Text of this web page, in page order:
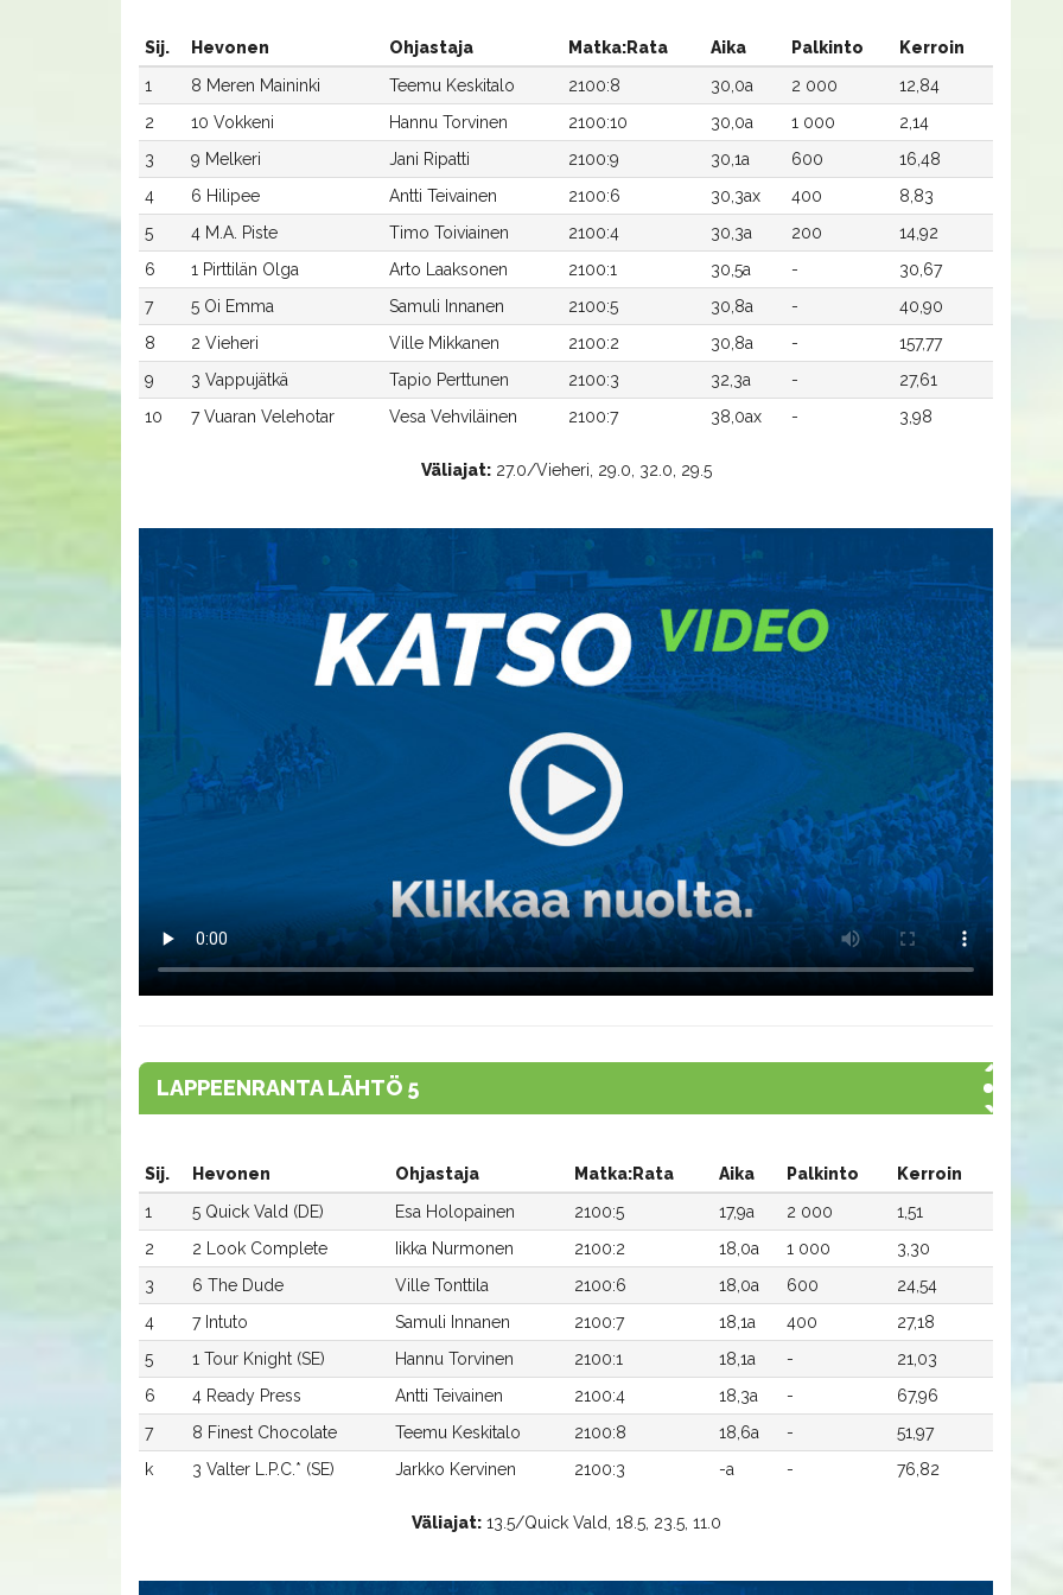
Sij. Hevonen Ohjastaja Matka:Rata Aika Palkinto
Kerroin
1
8 Meren Maininki Teemu Keskitalo 2100:8 30,0a 2 000
12,84
2
10 Vokkeni Hannu Torvinen 2100:10 30,0a 1 000
2,14
3
9 Melkeri Jani Ripatti 2100:9 30,1a 600
16,48
4
6 Hilipee Antti Teivainen 2100:6 30,3ax 400
8,83
5
4 M.A. Piste Timo Toiviainen 2100:4 30,3a 200
14,92
6
1 Pirttilän Olga Arto Laaksonen 2100:1 30,5a -
30,67
7
5 Oi Emma Samuli Innanen 2100:5 30,8a -
40,90
8
2 Vieheri Ville Mikkanen 2100:2 30,8a -
157,77
9
3 Vappujätkä Tapio Perttunen 2100:3 32,3a -
27,61
10
7 Vuaran Velehotar Vesa Vehviläinen 2100:7 38,0ax - 3,98
Väliajat:27.0/Vieheri, 29.0, 32.0, 29.5
LAPPEENRANTA LÄHTÖ 5
Sij. Hevonen Ohjastaja Matka:Rata Aika Palkinto
Kerroin
1
5 Quick Vald (DE) Esa Holopainen 2100:5 17,9a 2 000
1,51
2
2 Look Complete Iikka Nurmonen 2100:2 18,0a 1 000
3,30
3
6 The Dude Ville Tonttila 2100:6 18,0a 600
24,54
4
7 Intuto Samuli Innanen 2100:7 18,1a 400
27,18
5
1 Tour Knight (SE) Hannu Torvinen 2100:1 18,1a -
21,03
6
4 Ready Press Antti Teivainen 2100:4 18,3a -
67,96
7
8 Finest Chocolate Teemu Keskitalo 2100:8 18,6a -
51,97
k
3 Valter L.P.C.* (SE) Jarkko Kervinen 2100:3 -a - 76,82
Väliajat:13.5/Quick Vald, 18.5, 23.5, 11.0